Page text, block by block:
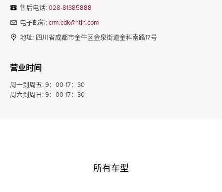
售后电话: 028-81385888
电子邮箱: crm.cdk@htlh.com
地址: 四川省成都市金牛区金泉街道金科南路17号
营业时间
周一到周五: 9：00-17：30
周六到周日: 9：00-17：30
所有车型